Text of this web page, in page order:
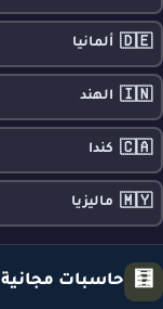
🇩🇪 ألمانيا
🇮🇳 الهند
🇨🇦 كندا
🇲🇾 ماليزيا
🧮 حاسبات